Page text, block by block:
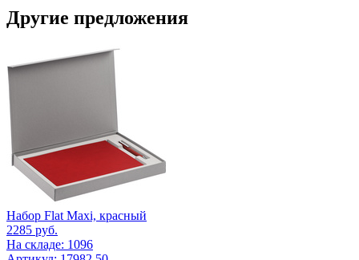
Другие предложения
Набор Flat Maxi, красный
2285 руб.
На складе: 1096